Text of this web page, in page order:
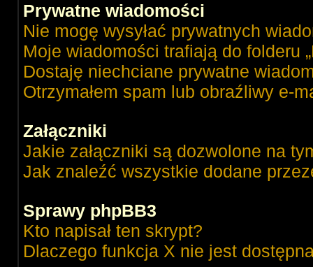
Prywatne wiadomości
Nie mogę wysyłać prywatnych
Moje wiadomości trafiają do folderu
Dostaję niechciane prywatne
Otrzymałem spam lub obraźliwy e-
Załączniki
Jakie załączniki są dozwolone na
Jak znaleźć wszystkie dodane
Sprawy phpBB3
Kto napisał ten skrypt?
Dlaczego funkcja X nie jest